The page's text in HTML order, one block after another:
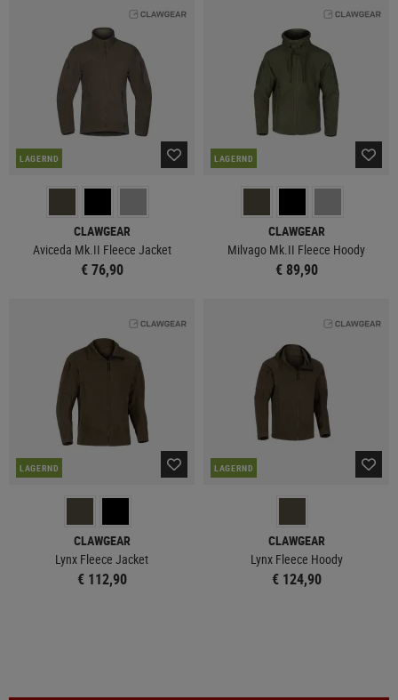
LAGERND
CLAWGEAR
Aviceda Mk.II Fleece Jacket
€ 76,90
LAGERND
CLAWGEAR
Milvago Mk.II Fleece Hoody
€ 89,90
LAGERND
CLAWGEAR
Lynx Fleece Jacket
€ 112,90
LAGERND
CLAWGEAR
Lynx Fleece Hoody
€ 124,90